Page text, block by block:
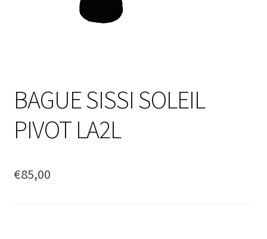
BAGUE SISSI SOLEIL
PIVOT LA2L
€85,00